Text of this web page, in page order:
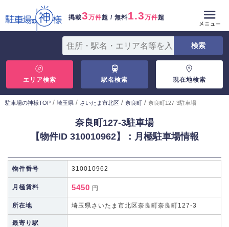
掲載3万件超 / 無料1.3万件超
エリア検索 駅名検索 現在地検索
駐車場の神様TOP / 埼玉県 / さいたま市北区 / 奈良町 / 奈良町127-3駐車場
奈良町127-3駐車場
【物件ID 310010962】：月極駐車場情報
物件番号 310010962
月極賃料 5450 円
所在地 埼玉県さいたま市北区奈良町奈良町127-3
最寄り駅